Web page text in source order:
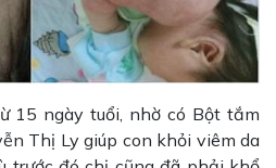
15 ngày tuổi, nhờ có Bột tắm
Thị Ly giúp con khỏi viêm da